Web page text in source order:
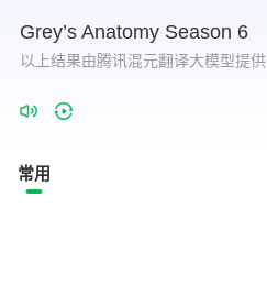
Grey’s Anatomy Season 6
以上结果由腾讯混元翻译大模型提供
常用